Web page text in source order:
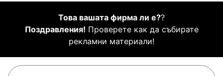
Това вашата фирма ли е??
Поздравления! Проверете как да събирате
рекламни материали!